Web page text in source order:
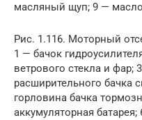
масляный щуп; 9 —
Рис. 1.116. Моторный
1 — бачок
ветрового стекла и фар;
расширительного бачка
горловина бачка
аккумуляторная